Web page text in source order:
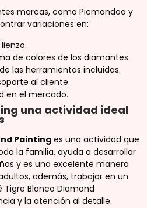
marcas, como Picmondoo y
variaciones en:
de colores de los diamantes.
las herramientas incluidas.
al cliente.
en el mercado.
una actividad ideal
Painting es una actividad que
la familia, ayuda a desarrollar
y es una excelente manera
además, trabajar en un
Blanco Diamond
y la atención al detalle.